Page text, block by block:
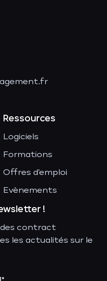
Ressources
Logiciels
Formations
Offres d'emploi
Evènements
!
des contract
les actualités sur le